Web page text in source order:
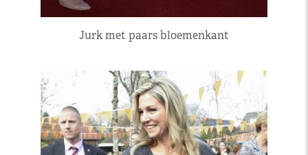
Jurk met paars bloemenkant